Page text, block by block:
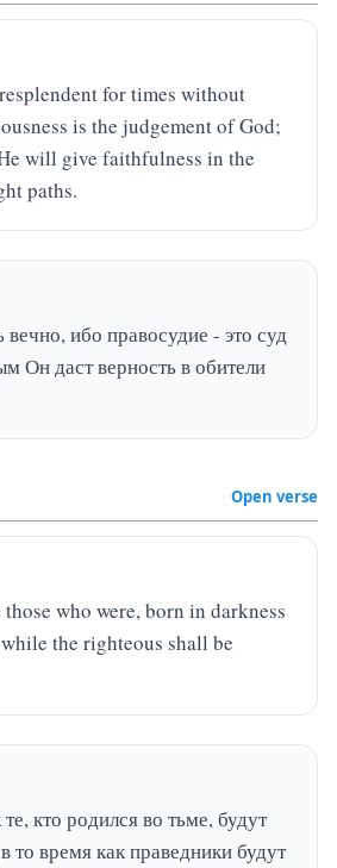
for times without
is the judgement of God;
will give faithfulness in the
paths.
вечно, ибо правосудие - это суд
Он даст верность в обители
Open verse
who were, born in darkness
the righteous shall be
кто родился во тьме, будут
то время как праведники будут